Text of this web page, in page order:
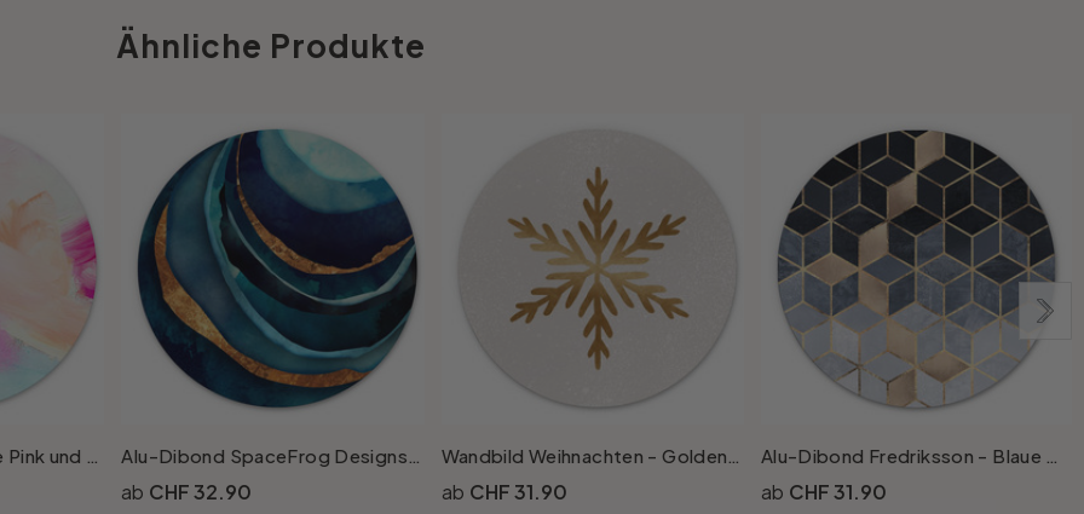
Ähnliche Produkte
Wandbild Pinselstriche Pink und Türkis - Alu-Dibond Rund - Haniff Alu-Dibond SpaceFrog Designs - Blau und Gold - Rund
CHF 32.90
Wandbild Weihnachten - Goldene Schneeflocke - Alu-Dibond Rund - Orara Studio
CHF 31.90
Alu-Dibond Fredriksson - Blaue Geometrie - Rund
CHF 31.90